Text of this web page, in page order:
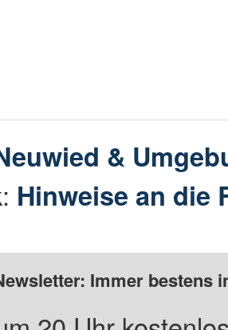
&
Hinweise an die
Immer bestens